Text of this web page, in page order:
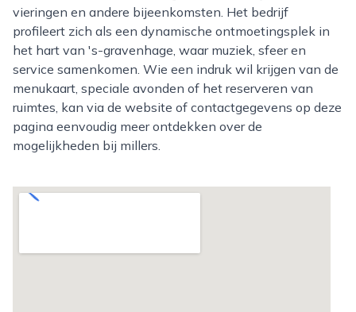
vieringen en andere bijeenkomsten. Het bedrijf
profileert zich als een dynamische ontmoetingsplek in
het hart van 's-gravenhage, waar muziek, sfeer en
service samenkomen. Wie een indruk wil krijgen van de
menukaart, speciale avonden of het reserveren van
ruimtes, kan via de website of contactgegevens op deze
pagina eenvoudig meer ontdekken over de
mogelijkheden bij millers.